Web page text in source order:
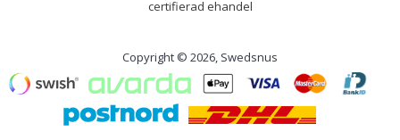
certifierad ehandel
Copyright © 2026, Swedsnus